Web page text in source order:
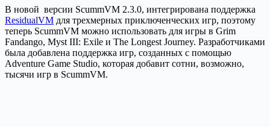
В новой версии ScummVM 2.3.0, интегрирована поддержка
ResidualVM для трехмерных приключенческих игр, поэтому
теперь ScummVM можно использовать для игры в Grim
Fandango, Myst III: Exile и The Longest Journey. Разработчиками
была добавлена поддержка игр, созданных с помощью
Adventure Game Studio, которая добавит сотни, возможно,
тысячи игр в ScummVM.